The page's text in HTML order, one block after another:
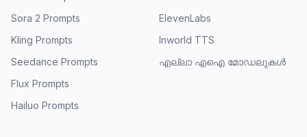
Sora 2 Prompts
Kling Prompts
Seedance Prompts
Flux Prompts
Hailuo Prompts
ElevenLabs
Inworld TTS
എല്ലാ എഐ മോഡലുകൾ